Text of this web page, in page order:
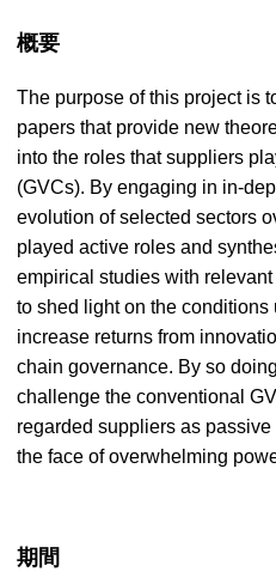
概要
The purpose of this project is
papers that provide new
into the roles that suppliers
(GVCs). By engaging in in-
evolution of selected sectors
played active roles and
empirical studies with
to shed light on the
increase returns from
chain governance. By so
challenge the conventional
regarded suppliers as
the face of overwhelming
期間